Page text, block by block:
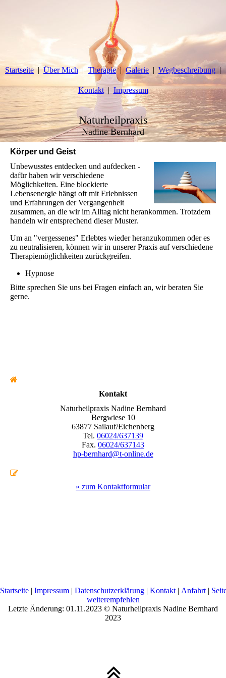
Startseite Über Mich Therapie Galerie Wegbeschreibung
Kontakt Impressum
Naturheilpraxis
Nadine Bernhard
Körper und Geist
Unbewusstes entdecken und aufdecken -
dafür haben wir verschiedene
Möglichkeiten. Eine blockierte
Lebensenergie hängt oft mit Erlebnissen
und Erfahrungen der Vergangenheit
zusammen, an die wir im Alltag nicht herankommen. Trotzdem
handeln wir entsprechend dieser Muster.
Um an "vergessenes" Erlebtes wieder heranzukommen oder es
zu neutralisieren, können wir in unserer Praxis auf verschiedene
Therapiemöglichkeiten zurückgreifen.
Hypnose
Bitte sprechen Sie uns bei Fragen einfach an, wir beraten Sie
gerne.
Kontakt
Naturheilpraxis Nadine Bernhard
Bergwiese 10
63877 Sailauf/Eichenberg
Tel. 06024/637139
Fax. 06024/637143
hp-bernhard@t-online.de
» zum Kontaktformular
Startseite | Impressum | Datenschutzerklärung | Kontakt | Anfahrt |
weiterempfehlen
Letzte Änderung: 01.11.2023 © Naturheilpraxis Nadine Bernhard
2023